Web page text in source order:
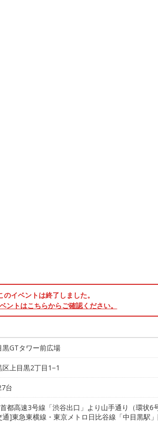
イベントは終了しました。
ントはこちらからご確認ください。
黒GTタワー前広場
区上目黒2丁目1−1
台
都高速3号線「渋谷出口」より山手通り（環状6
通]東急東横線・東京メトロ日比谷線「中目黒駅」